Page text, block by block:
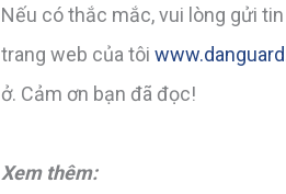
Nếu có thắc mắc, vui lòng gửi
trang web của tôi
ở. Cảm ơn bạn đã đọc!
Xem thêm: